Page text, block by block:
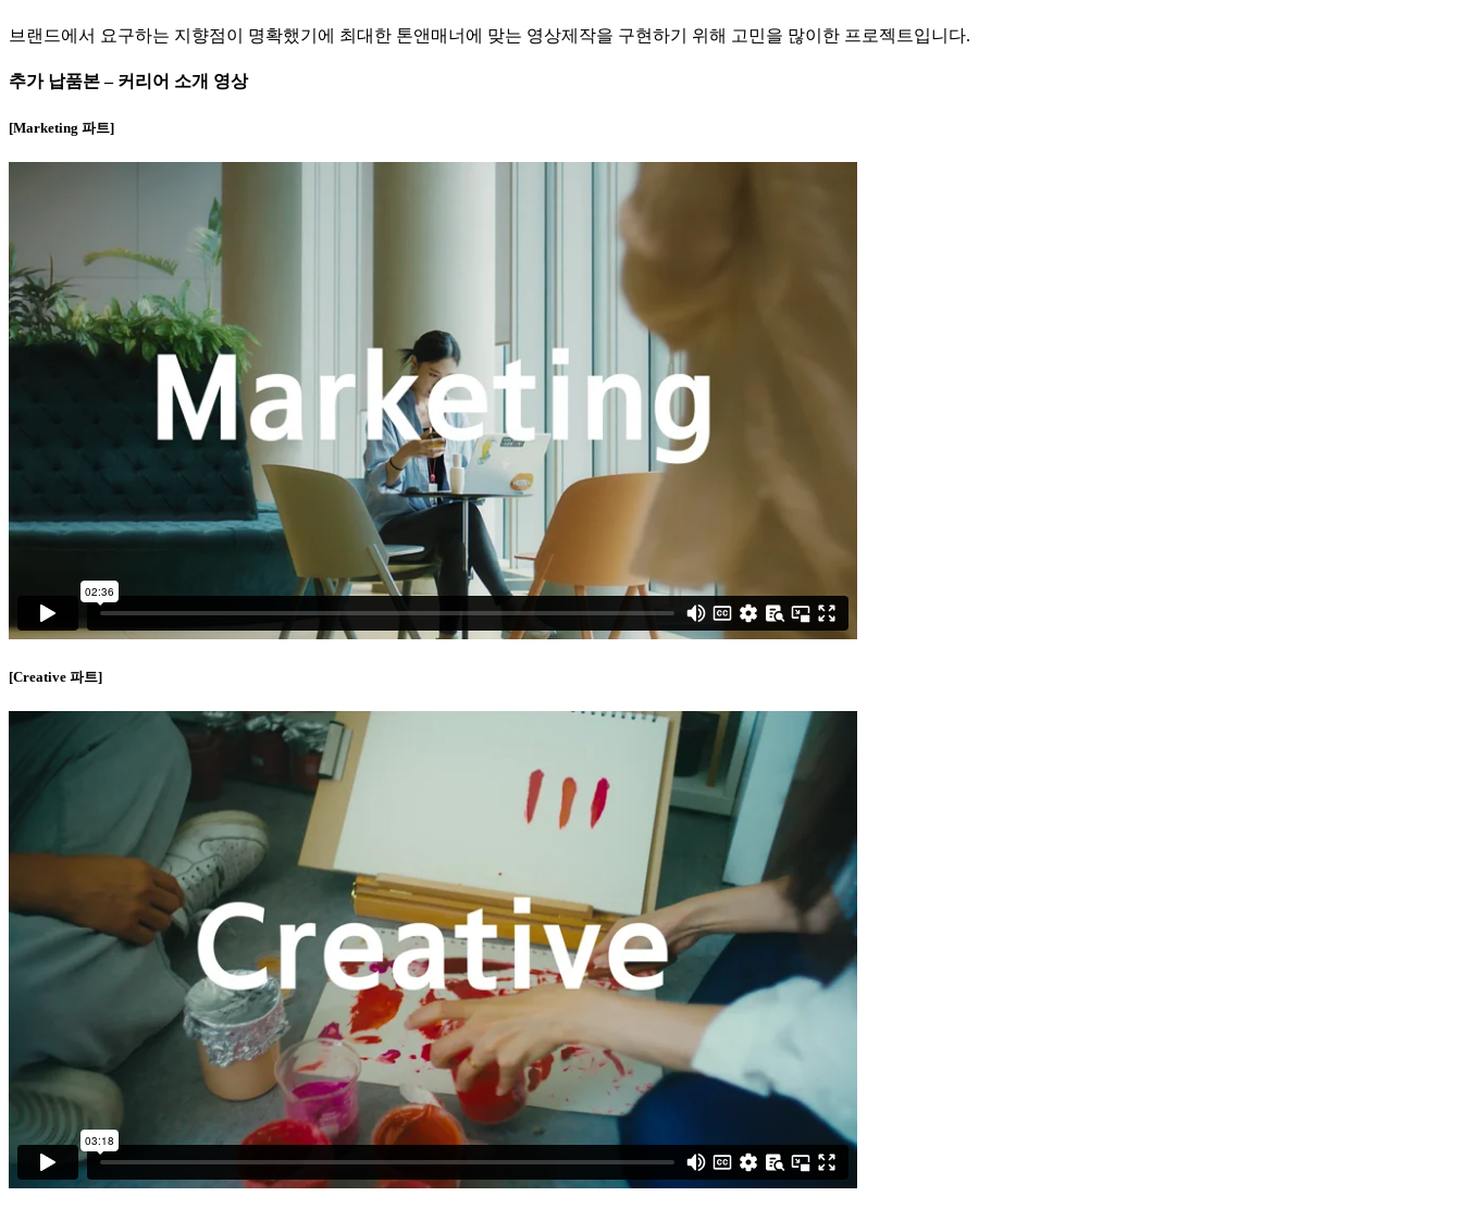
브랜드에서 요구하는 지향점이 명확했기에 최대한 톤앤매너에 맞는 영상제작을 구현하기 위해 고민을 많이한 프로젝트입니다.
추가 납품본 – 커리어 소개 영상
[Marketing 파트]
[Creative 파트]